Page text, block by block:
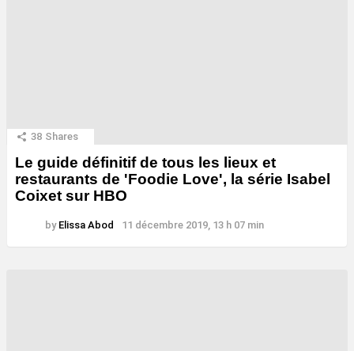
38 Shares
Le guide définitif de tous les lieux et
restaurants de 'Foodie Love', la série Isabel
Coixet sur HBO
by Elissa Abod 11 décembre 2019, 13 h 07 min